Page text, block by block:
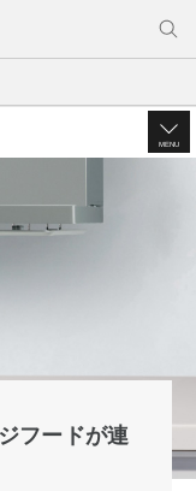
MENU
フードが連